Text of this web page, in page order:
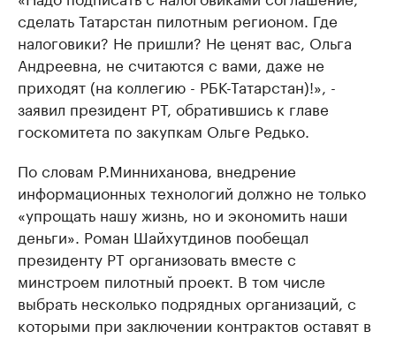
сделать Татарстан пилотным регионом. Где
налоговики? Не пришли? Не ценят вас, Ольга
Андреевна, не считаются с вами, даже не
приходят (на коллегию - РБК-Татарстан)!», -
заявил президент РТ, обратившись к главе
госкомитета по закупкам Ольге Редько.
По словам Р.Минниханова, внедрение
информационных технологий должно не только
«упрощать нашу жизнь, но и экономить наши
деньги». Роман Шайхутдинов пообещал
президенту РТ организовать вместе с
минстроем пилотный проект. В том числе
выбрать несколько подрядных организаций, с
которыми при заключении контрактов оставят в